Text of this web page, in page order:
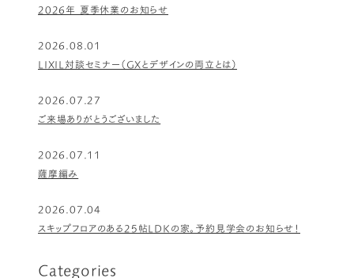
2026年 夏季休業のお知らせ
2026.08.01
LIXIL対談セミナー（GXとデザインの両立とは）
2026.07.27
ご来場ありがとうございました
2026.07.11
薩摩編み
2026.07.04
スキップフロアのある25帖LDKの家。予約見学会のお知らせ！
Categories